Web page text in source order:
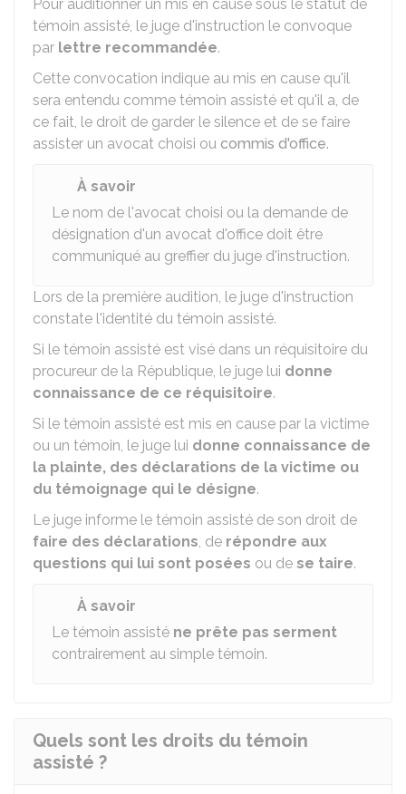
Pour auditionner un mis en cause sous le statut de
témoin assisté, le juge d'instruction le convoque
par lettre recommandée.
Cette convocation indique au mis en cause qu'il
sera entendu comme témoin assisté et qu'il a, de
ce fait, le droit de garder le silence et de se faire
assister un avocat choisi ou commis d'office.
À savoir
Le nom de l'avocat choisi ou la demande de
désignation d'un avocat d'office doit être
communiqué au greffier du juge d'instruction.
Lors de la première audition, le juge d'instruction
constate l'identité du témoin assisté.
Si le témoin assisté est visé dans un réquisitoire du
procureur de la République, le juge lui donne
connaissance de ce réquisitoire.
Si le témoin assisté est mis en cause par la victime
ou un témoin, le juge lui donne connaissance de
la plainte, des déclarations de la victime ou
du témoignage qui le désigne.
Le juge informe le témoin assisté de son droit de
faire des déclarations, de répondre aux
questions qui lui sont posées ou de se taire.
À savoir
Le témoin assisté ne prête pas serment
contrairement au simple témoin.
Quels sont les droits du témoin
assisté ?